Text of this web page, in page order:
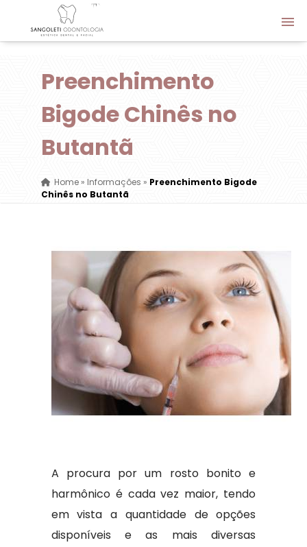
Preenchimento
Bigode Chinês no
Butantã
Home» Informações » Preenchimento Bigode
Chinês no Butantã
A procura por um rosto bonito e
harmônico é cada vez maior, tendo
em vista a quantidade de opções
disponíveis e as mais diversas